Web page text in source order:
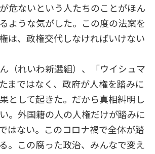
危ないという人たちのことがほん
ような気がした。この度の法案を
は、政権交代しなければいけない
（れいわ新選組）、「ウイシュマ
まではなく、政府が人権を踏みに
として起きた。だから真相糾明し
。外国籍の人の人権だけが踏みに
はない。このコロナ禍で全体が踏
。この腐った政治、みんなで変え